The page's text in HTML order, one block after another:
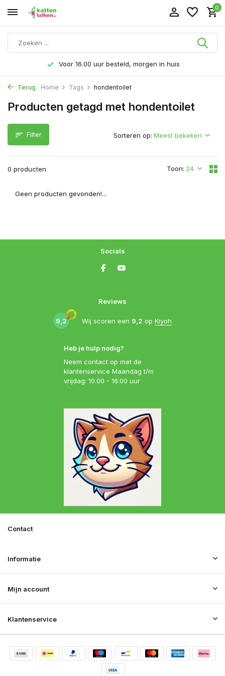
0
Voor 16.00 uur besteld, morgen in huis
Terug Home Tags hondentoilet
Producten getagd met hondentoilet
Filter
0 producten Toon:
Sorteren op:
Geen producten gevonden!...
Heb je hulp nodig?
Neem contact op met de
klantenservice Maandag t/m
vrijdag: 10.00 - 16:00 uur
Reviews
9,2 Wij scoren een 9,2 op Kiyoh
Socials
Klantenservice
Mijn account
Informatie
Contact